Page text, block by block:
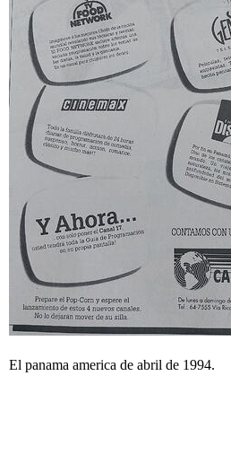
El panama america de abril de 1994.